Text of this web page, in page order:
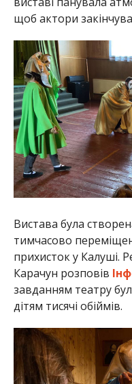
щоб актори
Вистава була
тимчасово
прихисток у Калуші.
Карачун розповів
завданням театру
дітям тисячі обіймів.